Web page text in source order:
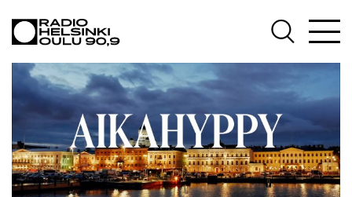
AJANKOHTAISTA
OHJELMAT
TEKIJÄT
ON-DEMAND
PODCAST